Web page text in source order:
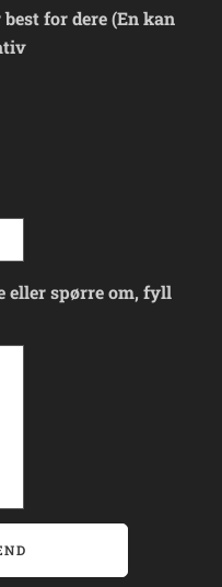
for dere (En kan
eller spørre om, fyll